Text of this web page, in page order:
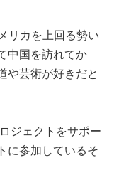
リカを上回る勢い
中国を訪れてか
や芸術が好きだと
ジェクトをサポー
に参加しているそ